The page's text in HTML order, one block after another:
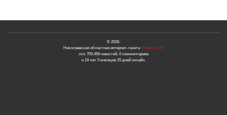
© 2026.
Николаевская областная интернет-газета«Новости N»
это: 705,469 новостей, 0 комментариев
и 19 лет 5 месяцев 25 дней онлайн.